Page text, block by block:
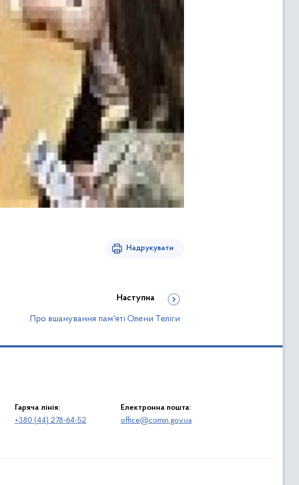
Надрукувати
Наступна
Про вшанування пам'яті Олени Теліги
Гаряча лінія:
+380 (44) 278-64-52
Електронна пошта:
office@comin.gov.ua